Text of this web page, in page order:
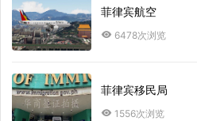
菲律宾航空
6478次浏览
菲律宾移民局
1556次浏览